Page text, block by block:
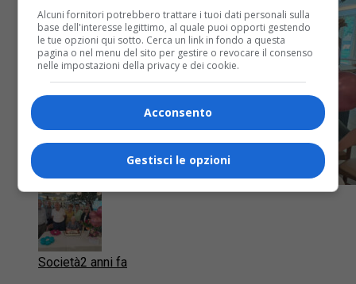
Società2 anni fa
Alcuni fornitori potrebbero trattare i tuoi dati personali sulla
base dell'interesse legittimo, al quale puoi opporti gestendo
le tue opzioni qui sotto. Cerca un link in fondo a questa
pagina o nel menu del sito per gestire o revocare il consenso
nelle impostazioni della privacy e dei cookie.
Acconsento
Gestisci le opzioni